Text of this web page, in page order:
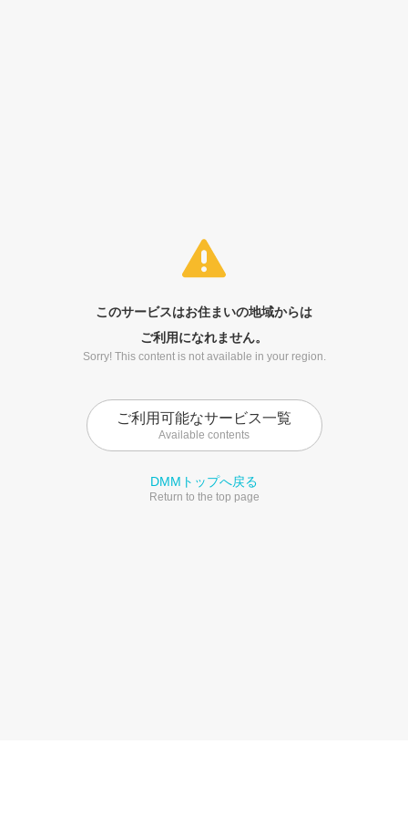
このサービスはお住まいの地域からは
ご利用になれません。
Sorry! This content is not available in your region.
ご利用可能なサービス一覧
Available contents
DMMトップへ戻る
Return to the top page